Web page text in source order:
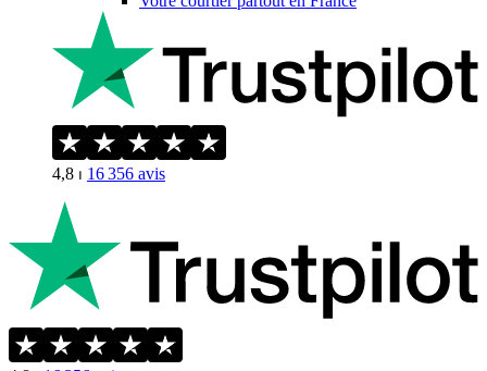
4,8 ⏐ 16 356 avis